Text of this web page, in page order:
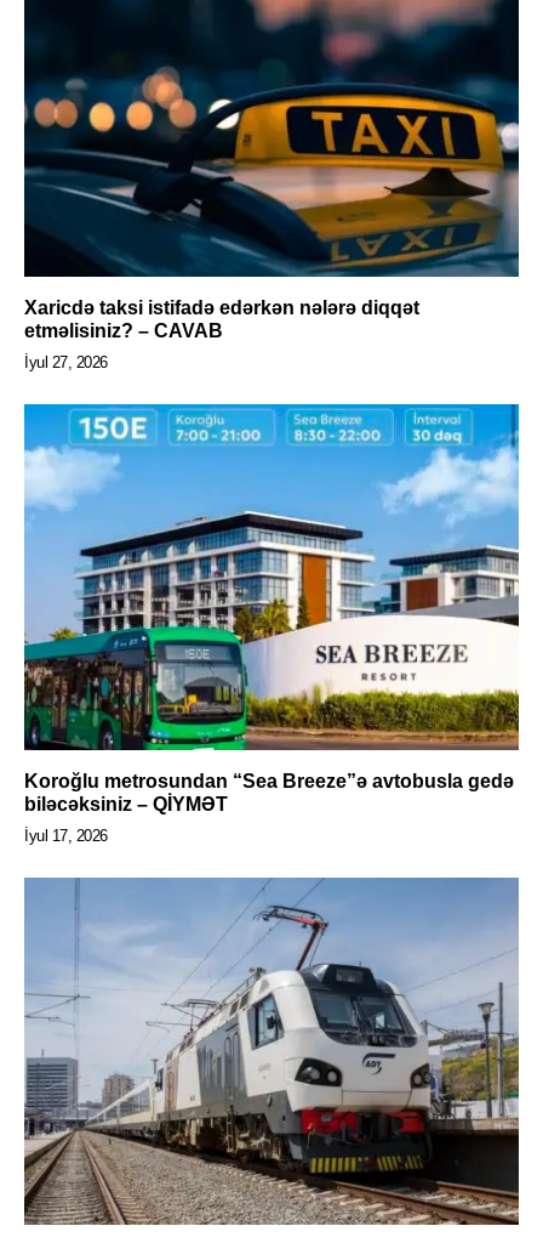
Xaricdə taksi istifadə edərkən nələrə diqqət
etməlisiniz? – CAVAB
İyul 27, 2026
Koroğlu metrosundan “Sea Breeze”ə avtobusla gedə
biləcəksiniz – QİYMƏT
İyul 17, 2026